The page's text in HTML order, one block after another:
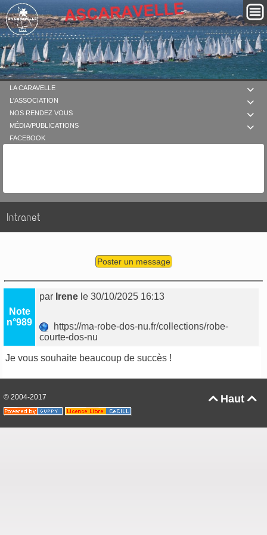

LA CARAVELLE

L'ASSOCIATION

NOS RENDEZ VOUS

MÉDIA/PUBLICATIONS
FACEBOOK
Intranet
Poster un message
Note
n°989
par Irene le 30/10/2025 16:13
https://ma-robe-dos-nu.fr/collections/robe-
courte-dos-nu
Je vous souhaite beaucoup de succès !
Haut 
© 2004-2017